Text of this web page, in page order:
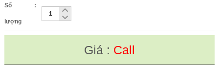
Số
lượng
:
Giá : Call